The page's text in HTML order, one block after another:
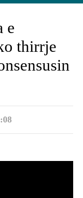
e
thirrje